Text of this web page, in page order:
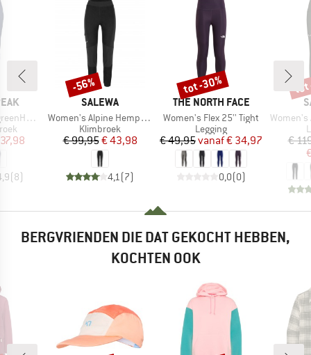
Pants
prijs
(8)
MERK
SALEWA
Artikel
Women's Alpine Hemp Tights
Productgroep
Klimbroek
Prijs
€ 99,95Verlaagde prijs
€ 43,98
4,1 (7)
Korting
-56%
MERK
THE NORTH FACE
Artikel
Women's Flex 25'' Tight
Productgroep
Legging
Prijs
€ 49,95 Verlaagde prijs
vanaf€ 34,97
0,0(0)
Korting
tot -30%
Artikel
Women's
€
BERGVRIENDEN DIE DAT GEKOCHT HEBBEN,
KOCHTEN OOK